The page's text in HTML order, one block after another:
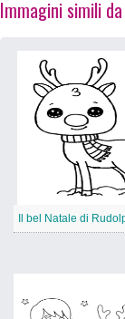
Immagini simili
Il bel Natale di